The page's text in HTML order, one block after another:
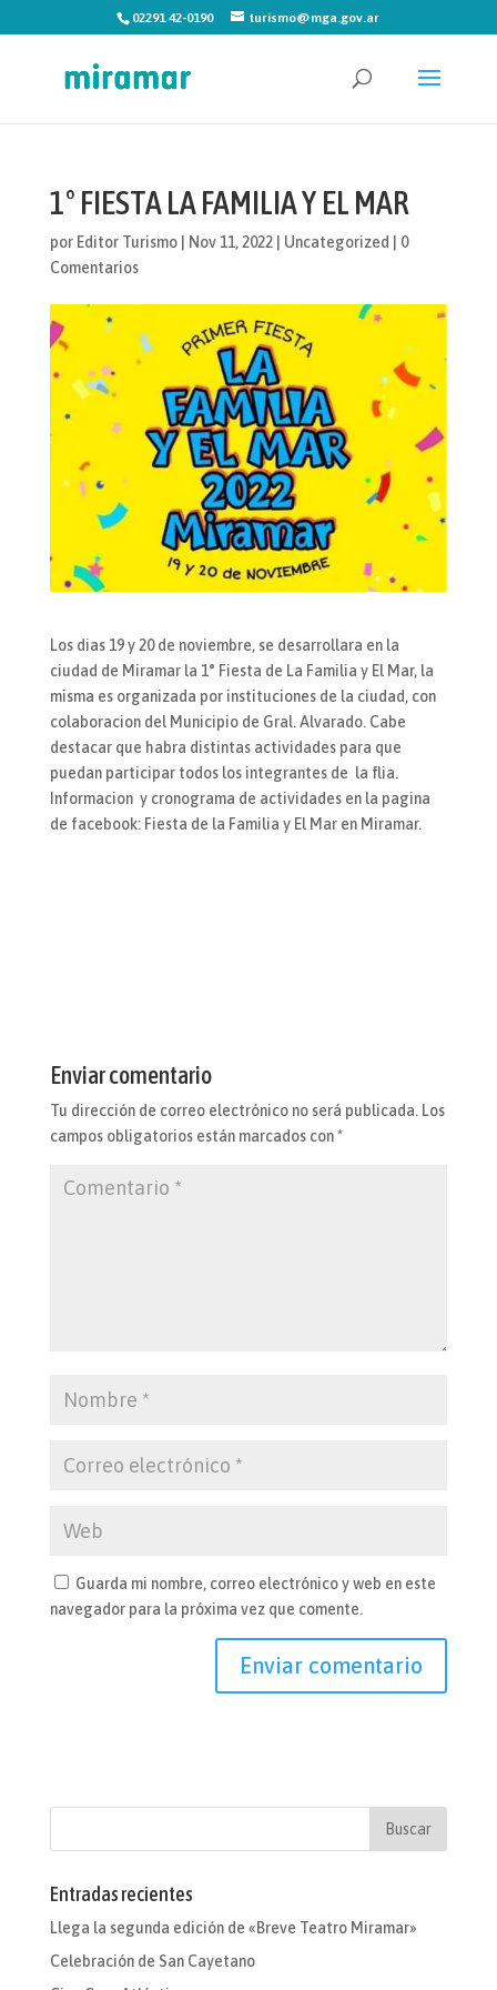
02291 42-0190 turismo@mga.gov.ar
1° FIESTA LA FAMILIA Y EL MAR
por Editor Turismo| Nov 11, 2022| Uncategorized
0
Comentarios
Los dias 19 y 20 de noviembre, se desarrollara en la
ciudad de Miramar la 1° Fiesta de La Familia y El Mar, la
misma es organizada por instituciones de la ciudad, con
colaboracion del Municipio de Gral. Alvarado. Cabe
destacar que habra distintas actividades para que
puedan participar todos los integrantes de la flia.
Informacion y cronograma de actividades en la pagina
de facebook: Fiesta de la Familia y El Mar en Miramar.
Enviar comentario
Tu dirección de correo electrónico no será publicada. Los
campos obligatorios están marcados con*
Guarda mi nombre, correo electrónico y web en este
navegador para la próxima vez que comente.
Entradas recientes
Llega la segunda edición de «Breve Teatro Miramar»
Celebración de San Cayetano